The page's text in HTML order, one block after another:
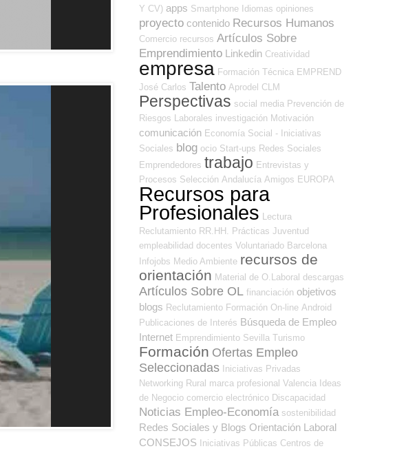
Y CV) apps Smartphone Idiomas opiniones
proyecto contenido Recursos Humanos
Comercio recursos Artículos Sobre
Emprendimiento Linkedin Creatividad
empresa Formación Técnica EMPREND
José Carlos Talento Aprodel CLM
Perspectivas social media Prevención de
Riesgos Laborales investigación Motivación
comunicación Economía Social - Iniciativas
Sociales blog ocio Start-ups Redes Sociales
Emprendedores trabajo Entrevistas y
Procesos Selección Andalucía Amigos EUROPA
Recursos para
Profesionales
Lectura
Reclutamiento RR.HH.
Prácticas Juventud
empleabilidad docentes Voluntariado Barcelona
Infojobs Medio Ambiente recursos de
orientación Material de O.Laboral descargas
Artículos Sobre OL financiación objetivos
blogs Reclutamiento Formación On-line Android
Publicaciones de Interés Búsqueda de Empleo
Internet Emprendimiento Sevilla Turismo
Formación Ofertas Empleo
Seleccionadas Iniciativas Privadas
Networking Rural marca profesional Valencia
Ideas
de Negocio comercio electrónico Discapacidad
Noticias Empleo-Economía sostenibilidad
Redes Sociales y Blogs Orientación Laboral
CONSEJOS
Iniciativas Públicas Centros de